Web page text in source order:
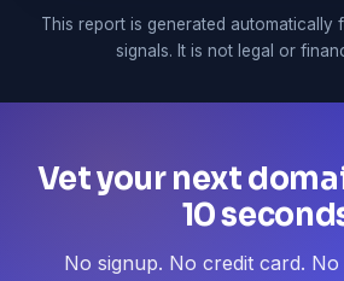
This report is generated automatically
signals. It is not legal or
Vet your next
10
No signup. No credit card. No